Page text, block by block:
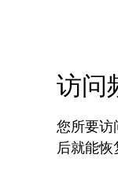
访问
您所要访
后就能恢